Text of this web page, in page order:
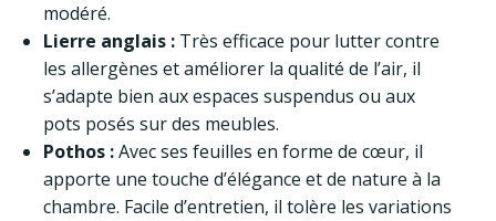
modéré.
Lierre anglais : Très efficace pour lutter contre
les allergènes et améliorer la qualité de l’air, il
s’adapte bien aux espaces suspendus ou aux
pots posés sur des meubles.
Pothos :Avec ses feuilles en forme de cœur, il
apporte une touche d’élégance et de nature à la
chambre. Facile d’entretien, il tolère les variations